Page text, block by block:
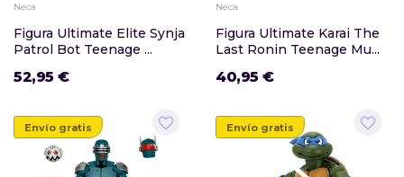
Neca
Figura Ultimate Elite Synja
Patrol Bot Teenage ...
52,95 €
Neca
Figura Ultimate Karai The
Last Ronin Teenage Mu...
40,95 €
favorite_border
Envío gratis favorite_border
Envío gratis